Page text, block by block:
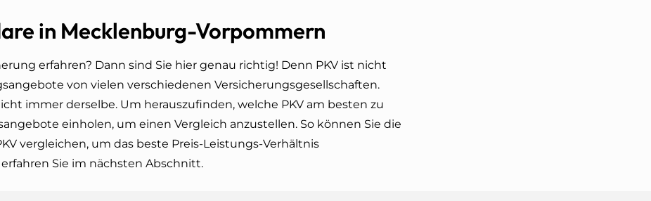
in Mecklenburg-Vorpommern
erfahren? Dann sind Sie hier genau richtig! Denn PKV ist nicht
von vielen verschiedenen Versicherungsgesellschaften.
immer derselbe. Um herauszufinden, welche PKV am besten zu
einholen, um einen Vergleich anzustellen. So können Sie die
vergleichen, um das beste Preis-Leistungs-Verhältnis
Sie im nächsten Abschnitt.